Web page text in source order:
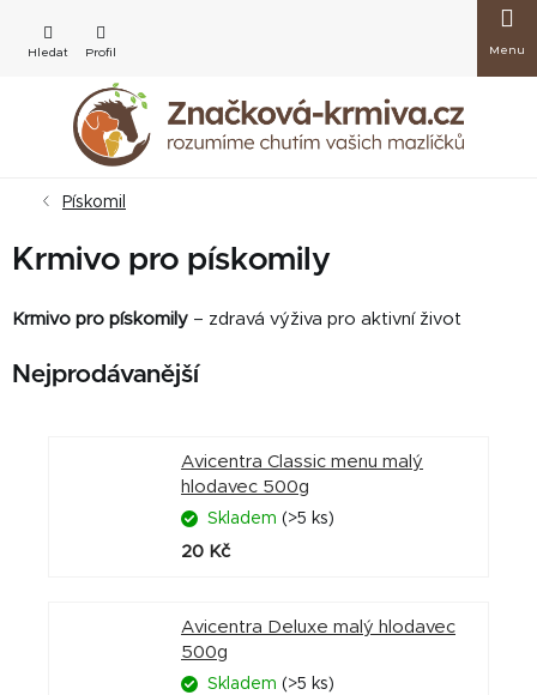
obsah
košík
Pískomil
Krmivo pro pískomily
Krmivo pro pískomily – zdravá výživa pro aktivní život
Nejprodávanější
Avicentra Classic menu malý
hlodavec 500g
Skladem (>5 ks)
20 Kč
Avicentra Deluxe malý hlodavec
500g
Skladem (>5 ks)